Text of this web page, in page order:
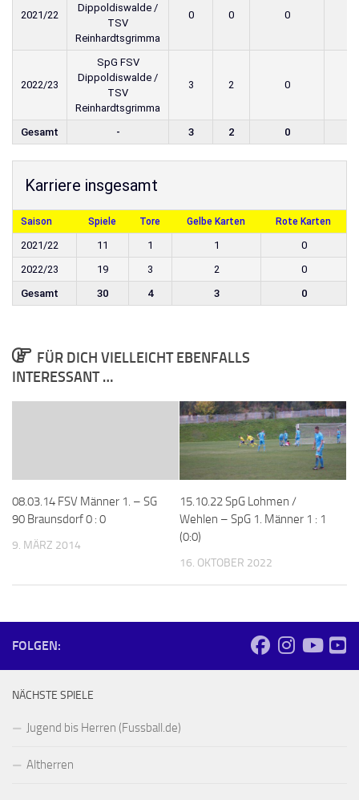
2021/22
Dippoldiswalde /
TSV
Reinhardtsgrimma
0 0 0
2022/23
SpG FSV
Dippoldiswalde /
TSV
Reinhardtsgrimma
3 2 0
Gesamt - 3 2 0
Karriere insgesamt
Saison Spiele Tore Gelbe Karten Rote Karten
2021/22 11 1 1
0
2022/23
19 3 2
0
Gesamt
30 4 3 0
FÜR DICH VIELLEICHT EBENFALLS
INTERESSANT …
08.03.14 FSV Männer 1. – SG
90 Braunsdorf 0 : 0
9. MÄRZ 2014
15.10.22 SpG Lohmen /
Wehlen – SpG 1. Männer 1 : 1
(0:0)
16. OKTOBER 2022
FOLGEN:
NÄCHSTE SPIELE
Jugend bis Herren (Fussball.de)
Altherren